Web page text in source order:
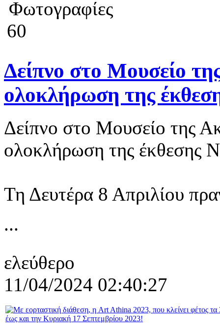
Φωτογραφίες
60
Δείπνο στο Μουσείο
ολοκλήρωση της
Δείπνο στο Μουσείο της
ολοκλήρωση της
Τη Δευτέρα 8 Απριλίου
...
ελεύθερο
11/04/2024 02:40:27